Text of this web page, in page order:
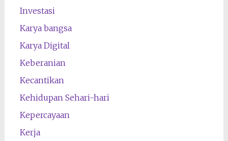
Investasi
Karya bangsa
Karya Digital
Keberanian
Kecantikan
Kehidupan Sehari-hari
Kepercayaan
Kerja